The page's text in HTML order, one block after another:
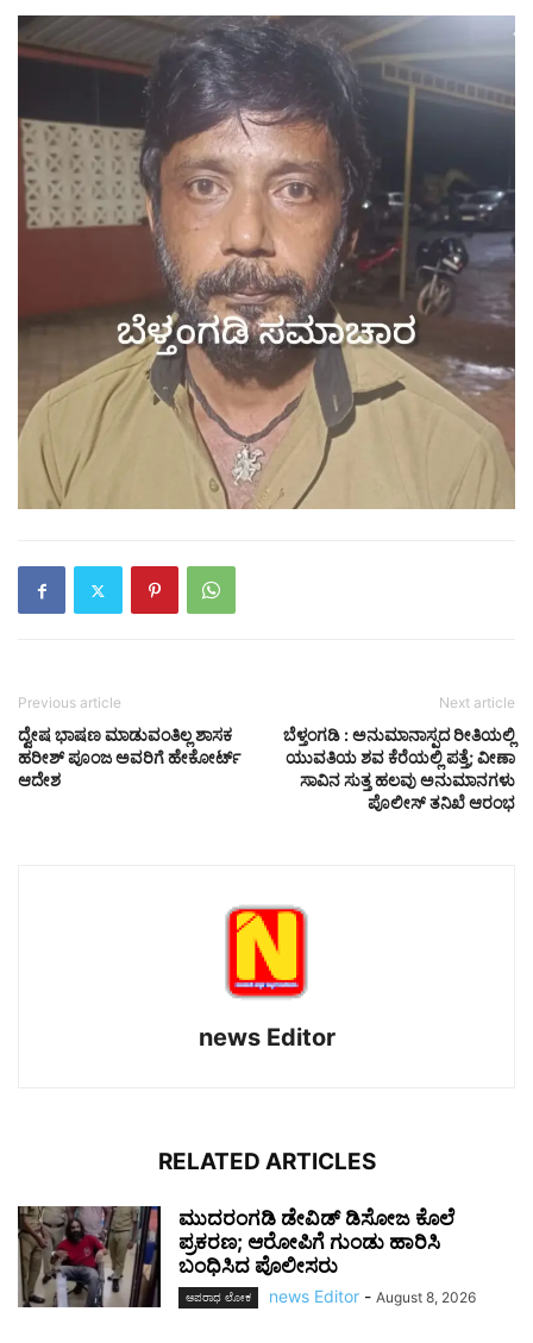
Previous article
ದ್ವೇಷ ಭಾಷಣ ಮಾಡುವಂತಿಲ್ಲ ಶಾಸಕ
ಹರೀಶ್ ಪೂಂಜ ಅವರಿಗೆ ಹೇಕೋರ್ಟ್
ಆದೇಶ
Next article
ಬೆಳ್ತಂಗಡಿ : ಅನುಮಾನಾಸ್ಪದ ರೀತಿಯಲ್ಲಿ
ಯುವತಿಯ ಶವ ಕೆರೆಯಲ್ಲಿ ಪತ್ತೆ; ವೀಣಾ
ಸಾವಿನ ಸುತ್ತ ಹಲವು ಅನುಮಾನಗಳು
ಪೊಲೀಸ್ ತನಿಖೆ ಆರಂಭ
news Editor
RELATED ARTICLES
ಮುದರಂಗಡಿ ಡೇವಿಡ್ ಡಿಸೋಜ ಕೊಲೆ
ಪ್ರಕರಣ; ಆರೋಪಿಗೆ ಗುಂಡು ಹಾರಿಸಿ
ಬಂಧಿಸಿದ ಪೊಲೀಸರು
ಅಪರಾಧ ಲೋಕ news Editor - August 8, 2026